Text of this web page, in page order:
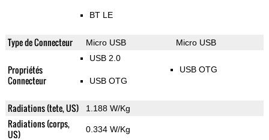
BT LE
Type de Connecteur Micro USB Micro USB
Propriétés
Connecteur
USB 2.0
USB OTG
USB OTG
Radiations (tete, US) 1.188 W/Kg
Radiations (corps,
US)
0.334 W/Kg